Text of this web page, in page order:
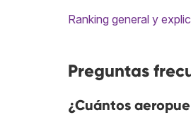
Ranking general y
Preguntas
¿Cuántos